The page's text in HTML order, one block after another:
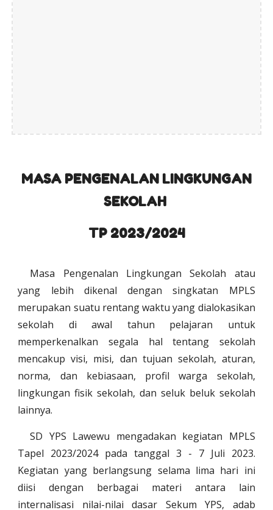
MASA PENGENALAN LINGKUNGAN
SEKOLAH
TP 2023/2024
Masa Pengenalan Lingkungan Sekolah atau
yang lebih dikenal dengan singkatan MPLS
merupakan suatu rentang waktu yang dialokasikan
sekolah di awal tahun pelajaran untuk
memperkenalkan segala hal tentang sekolah
mencakup visi, misi, dan tujuan sekolah, aturan,
norma, dan kebiasaan, profil warga sekolah,
lingkungan fisik sekolah, dan seluk beluk sekolah
lainnya.
SD YPS Lawewu mengadakan kegiatan MPLS
Tapel 2023/2024pada tanggal3 - 7Juli 2023.
Kegiatan yang berlangsung selama lima hari ini
diisi dengan berbagai materi antara lain
internalisasi nilai-nilai dasar Sekum YPS, adab